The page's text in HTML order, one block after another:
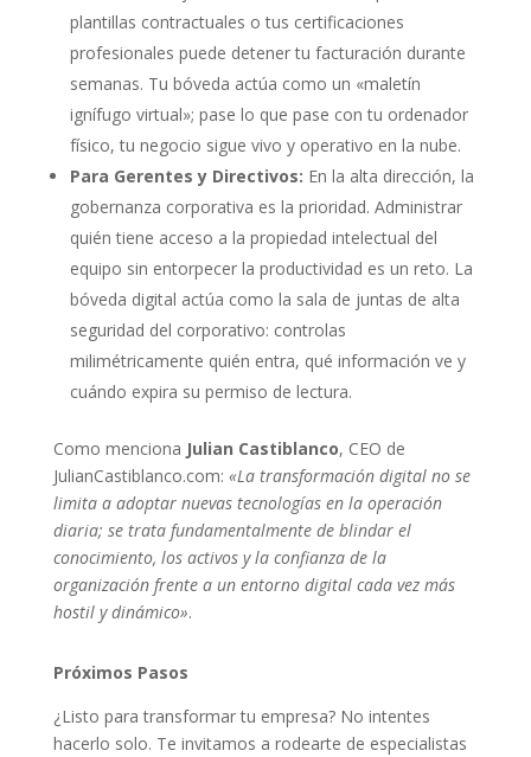
plantillas contractuales o tus certificaciones
profesionales puede detener tu facturación durante
semanas. Tu bóveda actúa como un «maletín
ignífugo virtual»; pase lo que pase con tu ordenador
físico, tu negocio sigue vivo y operativo en la nube.
Para Gerentes y Directivos: En la alta dirección, la
gobernanza corporativa es la prioridad. Administrar
quién tiene acceso a la propiedad intelectual del
equipo sin entorpecer la productividad es un reto. La
bóveda digital actúa como la sala de juntas de alta
seguridad del corporativo: controlas
milimétricamente quién entra, qué información ve y
cuándo expira su permiso de lectura.
Como menciona Julian Castiblanco, CEO de
JulianCastiblanco.com: «La transformación digital no se
limita a adoptar nuevas tecnologías en la operación
diaria; se trata fundamentalmente de blindar el
conocimiento, los activos y la confianza de la
organización frente a un entorno digital cada vez más
hostil y dinámico».
Próximos Pasos
¿Listo para transformar tu empresa? No intentes
hacerlo solo. Te invitamos a rodearte de especialistas